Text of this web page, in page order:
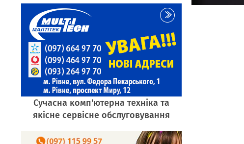
Сучасна комп'ютерна техніка та
якісне сервісне обслуговування